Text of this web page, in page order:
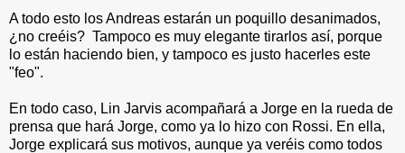
A todo esto los Andreas estarán un poquillo desanimados,
¿no creéis? Tampoco es muy elegante tirarlos así, porque
lo están haciendo bien, y tampoco es justo hacerles este
"feo".
En todo caso, Lin Jarvis acompañará a Jorge en la rueda de
prensa que hará Jorge, como ya lo hizo con Rossi. En ella,
Jorge explicará sus motivos, aunque ya veréis como todos